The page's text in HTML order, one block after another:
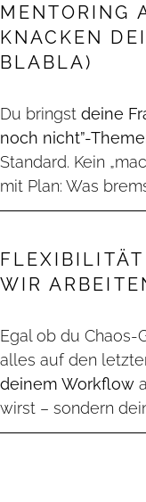
MENTORING
KNACKEN
BLABLA)
Du bringst deine
noch nicht”-
Standard. Kein
mit Plan: Was
WIR
Egal ob du Chaos-
alles auf den
deinem Workflow
wirst – sondern